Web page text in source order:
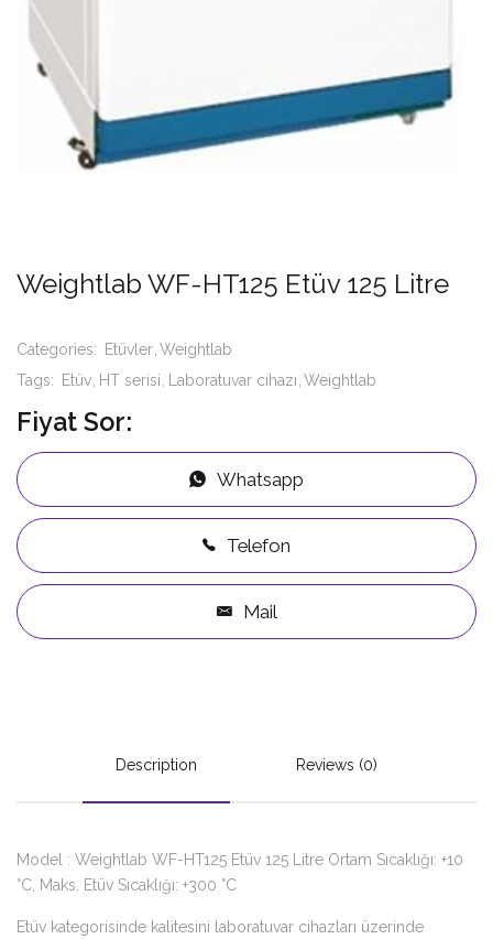
Weightlab WF-HT125 Etüv 125 Litre
Categories: Etüvler Weightlab
Tags:
Etüv HT serisi Laboratuvar cihazı Weightlab
Fiyat Sor:
Whatsapp
Telefon
Mail
Description Reviews (0)
Model : Weightlab WF-HT125 Etüv 125 Litre Ortam Sıcaklığı: +10
°C, Maks. Etüv Sıcaklığı: +300 °C
Etüv kategorisinde kalitesini laboratuvar cihazları üzerinde